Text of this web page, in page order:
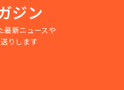
ジン
最新ニュースや
りします